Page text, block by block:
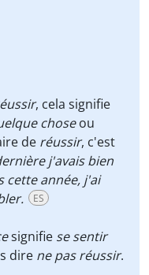
, cela signifie
choseou
de réussir, c'est
j'avais bien
cette année, j'ai
ES
signifie se sentir
dire ne pas réussir.